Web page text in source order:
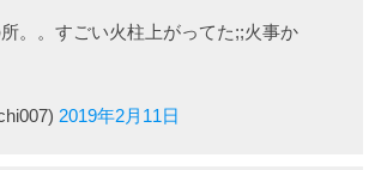
。。すごい火柱上がってた;;火事か
2019年2月11日